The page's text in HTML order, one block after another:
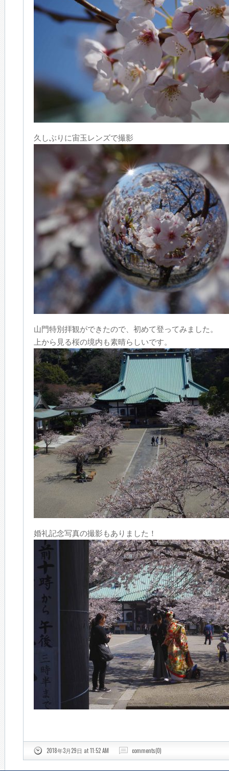
久しぶりに宙玉レンズで撮影
山門特別拝観ができたので、初めて登ってみました。
上から見る桜の境内も素晴らしいです。
婚礼記念写真の撮影もありました！
2018年3月29日 at 11:52 AM comments(0)